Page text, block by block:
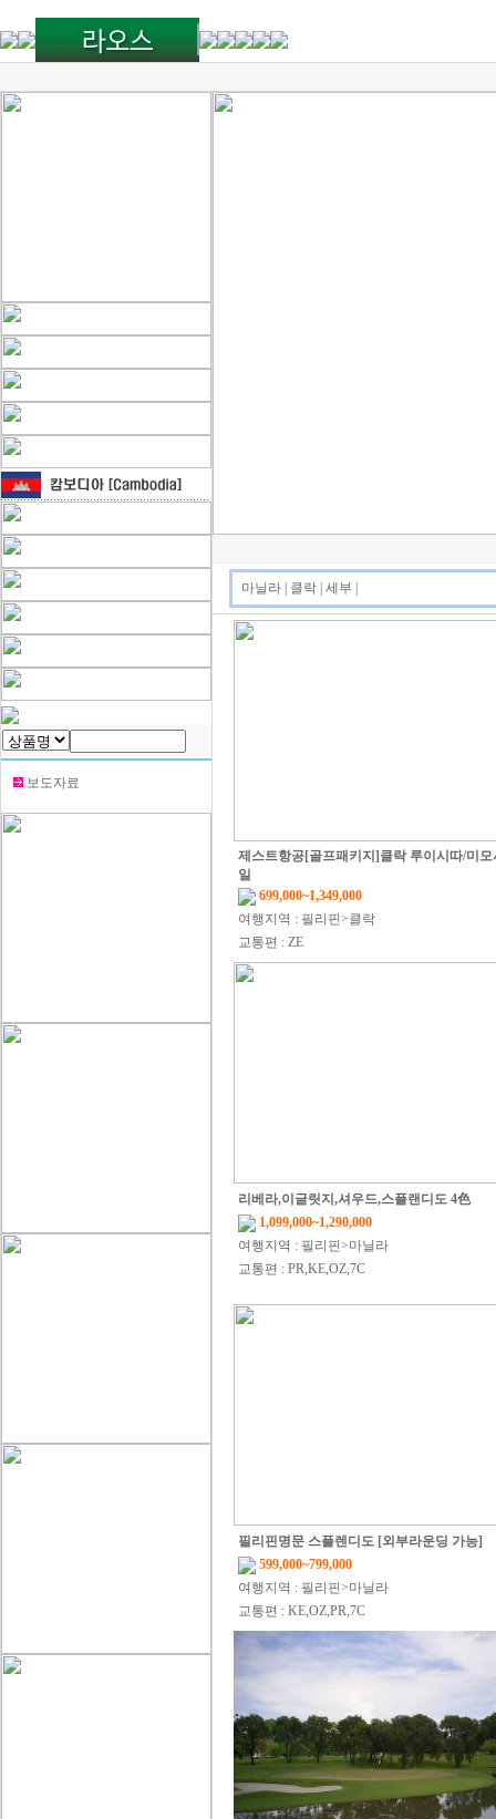
보도자료
마닐라 클락 세부
제스트항공[골프패키지]클락 루이시따/미모
일
699,000~1,349,000
여행지역 : 필리핀>클락
교통편 : ZE
리베라,이글릿지,셔우드,스플랜디도 4色
1,099,000~1,290,000
여행지역 : 필리핀>마닐라
교통편 : PR,KE,OZ,7C
필리핀명문 스플렌디도 [외부라운딩 가능]
599,000~799,000
여행지역 : 필리핀>마닐라
교통편 : KE,OZ,PR,7C